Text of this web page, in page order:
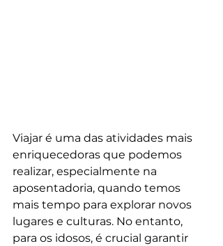
Viajar é uma das atividades mais
enriquecedoras que podemos
realizar, especialmente na
aposentadoria, quando temos
mais tempo para explorar novos
lugares e culturas. No entanto,
para os idosos, é crucial garantir